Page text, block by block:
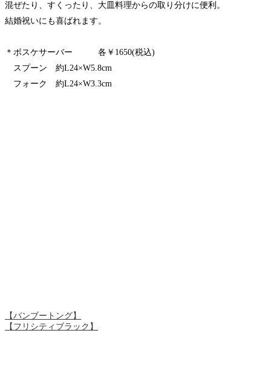
混ぜたり、すくったり、大皿料理からの取り分けに便利。
結婚祝いにも喜ばれます。
＊ボスケサーバー 各￥1650(税込)
スプーン 約L24×W5.8cm
フォーク 約L24×W3.3cm
【バンブートング】
【フリシティブラック】